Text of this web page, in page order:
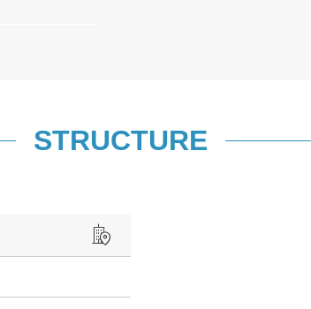
STRUCTURE